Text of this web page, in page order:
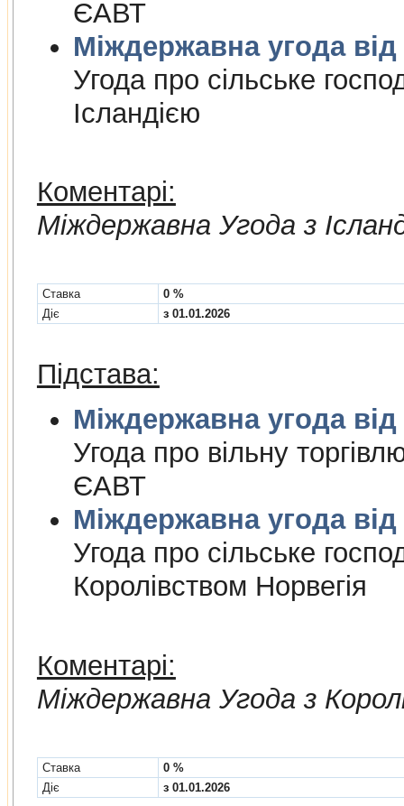
ЄАВТ
Угода про сiльське
Iсландiєю
Коментарі:
Мiждержавна Угода з
Cтавка
0 %
Діє
з 01.01.2026
Підстава:
Угода про вiльну
ЄАВТ
Угода про сiльське
Королiвством Норвегiя
Коментарі:
Мiждержавна Угода з
Cтавка
0 %
Діє
з 01.01.2026